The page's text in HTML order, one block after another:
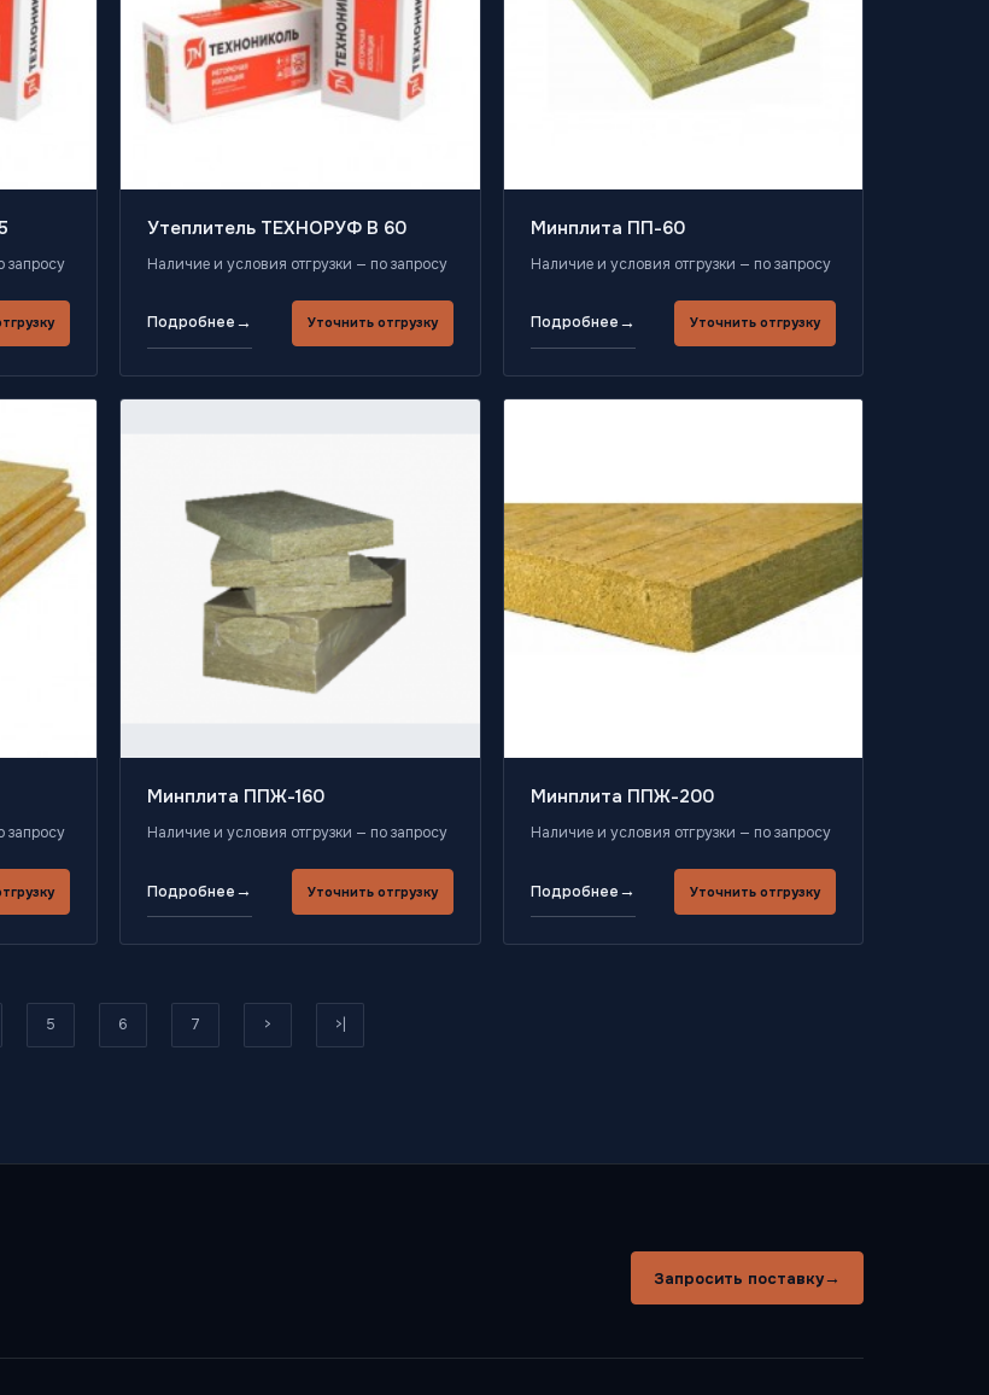
запросу
Утеплитель ТЕХНОРУФ B 60
Наличие и условия отгрузки — по запросу
Подробнее→ Уточнить отгрузку
Минплита ПП-60
Наличие и условия отгрузки — по запросу
Подробнее→ Уточнить отгрузку
запросу
Минплита ППЖ-160
Наличие и условия отгрузки — по запросу
Подробнее→ Уточнить отгрузку
Минплита ППЖ-200
Наличие и условия отгрузки — по запросу
Подробнее→ Уточнить отгрузку
5 6 7 > >|
Запросить поставку→